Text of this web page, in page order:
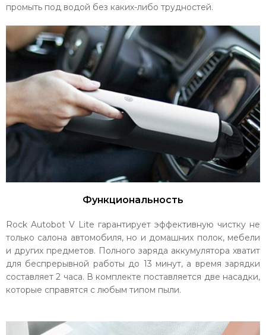
промыть под водой без каких-либо трудностей.
Функциональность
Rock Autobot V Lite гарантирует эффективную чистку не
только салона автомобиля, но и домашних полок, мебели
и других предметов. Полного заряда аккумулятора хватит
для беспрерывной работы до 13 минут, а время зарядки
составляет 2 часа. В комплекте поставляется две насадки,
которые справятся с любым типом пыли.